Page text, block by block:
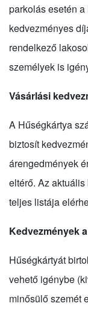
parkolás esetén
kedvezményes
rendelkező
személyek is
Vásárlási
A Hűségkártya
biztosít
árengedmények
eltérő. Az
teljes listája
Kedvezmények
Hűségkártyát
vehető igénybe
minősülő szemét